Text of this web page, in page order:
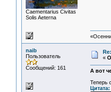
Сaementarius Civitas
Solis Aeterna
naib
Пользователь
Сообщений: 161
«
А вот
Теперь